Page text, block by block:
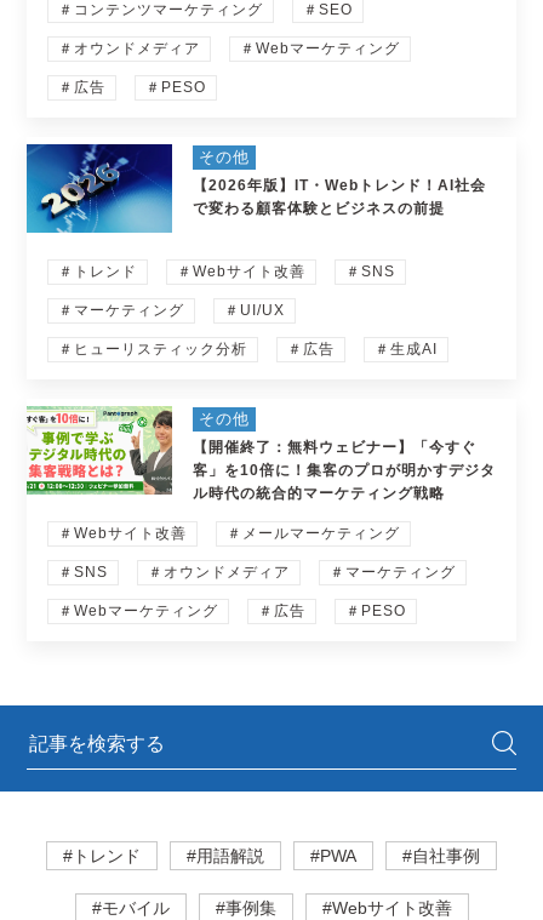
＃コンテンツマーケティング ＃SEO
＃オウンドメディア ＃Webマーケティング
＃広告 ＃PESO
その他
【2026年版】IT・Webトレンド！AI社会
で変わる顧客体験とビジネスの前提
＃トレンド ＃Webサイト改善 ＃SNS
＃マーケティング ＃UI/UX
＃ヒューリスティック分析 ＃広告 ＃生成AI
その他
【開催終了：無料ウェビナー】「今すぐ
客」を10倍に！集客のプロが明かすデジタ
ル時代の統合的マーケティング戦略
＃Webサイト改善 ＃メールマーケティング
＃SNS ＃オウンドメディア ＃マーケティング
＃Webマーケティング ＃広告 ＃PESO
#トレンド #用語解説 #PWA #自社事例
#モバイル #事例集 #Webサイト改善